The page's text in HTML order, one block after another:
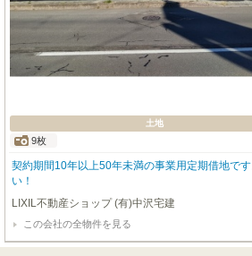
土地
9枚
契約期間10年以上50年未満の事業用定期借地で
い！
LIXIL不動産ショップ (有)中沢宅建
この会社の全物件を見る